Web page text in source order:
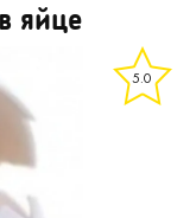
яйце
5.0